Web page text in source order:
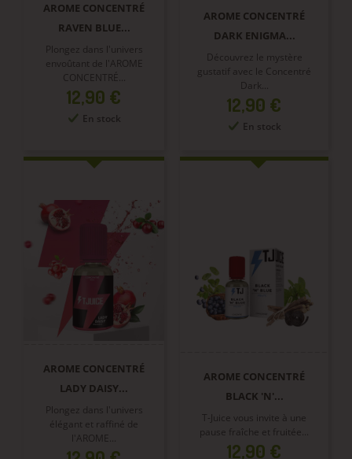
AROME CONCENTRÉ
RAVEN BLUE...
Plongez dans l'univers
envoûtant de l'AROME
CONCENTRÉ...
Prix
12,90 €
En stock
AROME CONCENTRÉ
DARK ENIGMA...
Découvrez le mystère
gustatif avec le Concentré
Dark...
Prix
12,90 €
En stock
AROME CONCENTRÉ
LADY DAISY...
Plongez dans l'univers
élégant et raffiné de
l'AROME...
AROME CONCENTRÉ
BLACK 'N'...
T-Juice vous invite à une
pause fraîche et fruitée...
Prix
12,90 €